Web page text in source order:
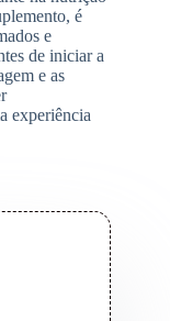
é
e
de iniciar a
e as
experiência